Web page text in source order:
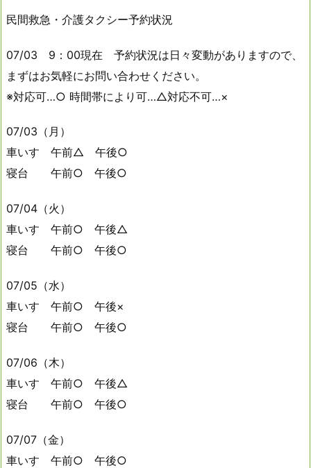
民間救急・介護タクシー予約状況
07/03 9：00現在 予約状況は日々変動がありますので、
まずはお気軽にお問い合わせください。
※対応可…○ 時間帯により可…△対応不可…×
07/03（月）
車いす 午前△ 午後○
寝台 午前○ 午後○
07/04（火）
車いす 午前○ 午後△
寝台 午前○ 午後○
07/05（水）
車いす 午前○ 午後×
寝台 午前○ 午後○
07/06（木）
車いす 午前○ 午後△
寝台 午前○ 午後○
07/07（金）
車いす 午前○ 午後○